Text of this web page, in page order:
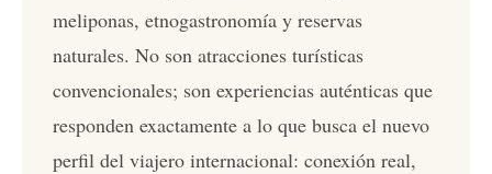
meliponas, etnogastronomía y reservas
naturales. No son atracciones turísticas
convencionales; son experiencias auténticas que
responden exactamente a lo que busca el nuevo
perfil del viajero internacional: conexión real,